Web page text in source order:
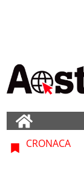
CRONACA